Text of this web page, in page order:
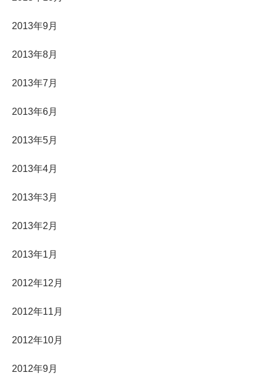
2013年9月
2013年8月
2013年7月
2013年6月
2013年5月
2013年4月
2013年3月
2013年2月
2013年1月
2012年12月
2012年11月
2012年10月
2012年9月